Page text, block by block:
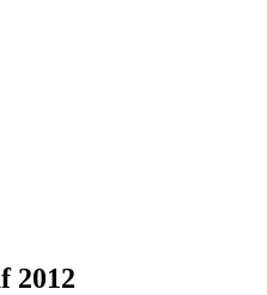
2012